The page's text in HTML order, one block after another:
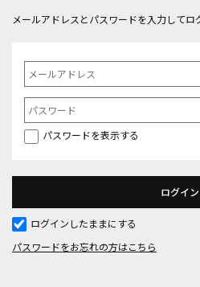
メールアドレスとパスワードを入力してロ
パスワードを表示する
ログインしたままにする
パスワードをお忘れの方はこちら